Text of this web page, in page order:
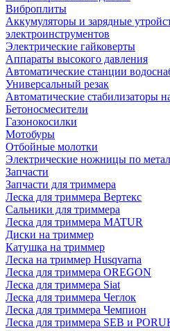
Виброплиты
Аккумуляторы и зарядные
электроинструментов
Электрические гайковерты
Аппараты высокого давления
Автоматические станции
Универсальный резак
Автоматические стабилизаторы
Бетоносмесители
Газонокосилки
Мотобуры
Отбойные молотки
Электрические ножницы по
Запчасти
Запчасти для триммера
Леска для триммера Вертекс
Сальники для триммера
Леска для триммера MATUR
Диски на триммер
Катушка на триммер
Леска на триммер Husqvarna
Леска для триммера OREGON
Леска для триммера Siat
Леска для триммера Чеглок
Леска для триммера Чемпион
Леска для триммера SEB и